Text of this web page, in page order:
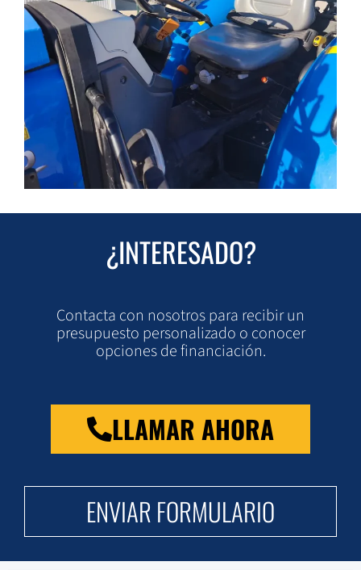
¿INTERESADO?
Contacta con nosotros para recibir un
presupuesto personalizado o conocer
opciones de financiación.
LLAMAR AHORA
ENVIAR FORMULARIO